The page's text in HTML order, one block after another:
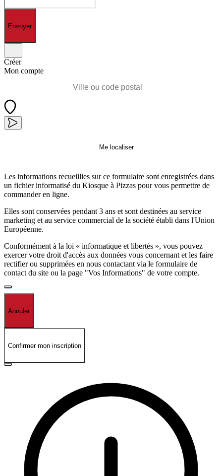
Envoyer
Créer
Mon compte
Me localiser
Les informations recueillies sur ce formulaire sont enregistrées dans
un fichier informatisé du Kiosque à Pizzas pour vous permettre de
commander en ligne.
Elles sont conservées pendant 3 ans et sont destinées au service
marketing et au service commercial de la société établi dans l'Union
Européenne.
Conformément à la loi « informatique et libertés », vous pouvez
exercer votre droit d'accès aux données vous concernant et les faire
rectifier ou supprimées en nous contactant via le formulaire de
contact du site ou la page "Vos Informations" de votre compte.
Annuler
Confirmer mon inscription